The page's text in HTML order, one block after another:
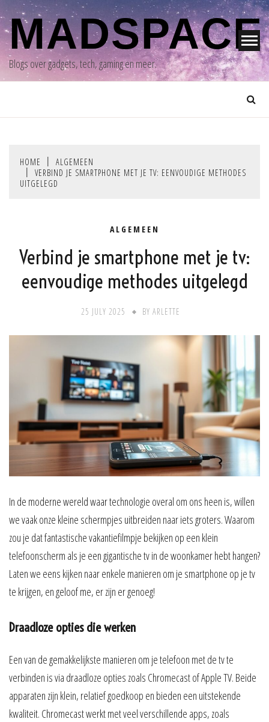
Skip
content
MADSPACE
Blogs over gadgets, tech, gaming en meer.
HOME
ALGEMEEN
VERBIND JE SMARTPHONE MET JE TV: EENVOUDIGE METHODES
UITGELEGD
ALGEMEEN
Verbind je smartphone met je tv:
eenvoudige methodes uitgelegd
25 JULY 2025 BY ARLETTE
In de moderne wereld waar technologie overal om ons heen is, willen
we vaak onze kleine schermpjes uitbreiden naar iets groters. Waarom
zou je dat fantastische vakantiefilmpje bekijken op een klein
telefoonscherm als je een gigantische tv in de woonkamer hebt hangen?
Laten we eens kijken naar enkele manieren om je smartphone op je tv
te krijgen, en geloof me, er zijn er genoeg!
Draadloze opties die werken
Een van de gemakkelijkste manieren om je telefoon met de tv te
verbinden is via draadloze opties zoals Chromecast of Apple TV. Beide
apparaten zijn klein, relatief goedkoop en bieden een uitstekende
kwaliteit. Chromecast werkt met veel verschillende apps, zoals